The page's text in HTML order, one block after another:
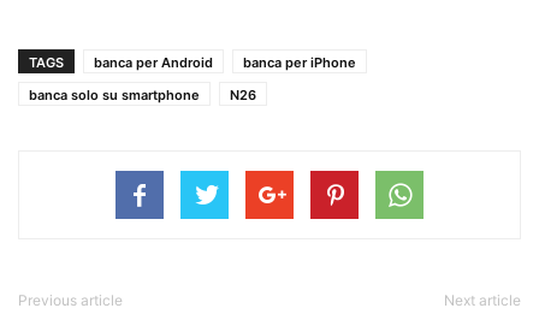
TAGS banca per Android
banca per iPhone
banca solo su smartphone
N26
Previous article Next article